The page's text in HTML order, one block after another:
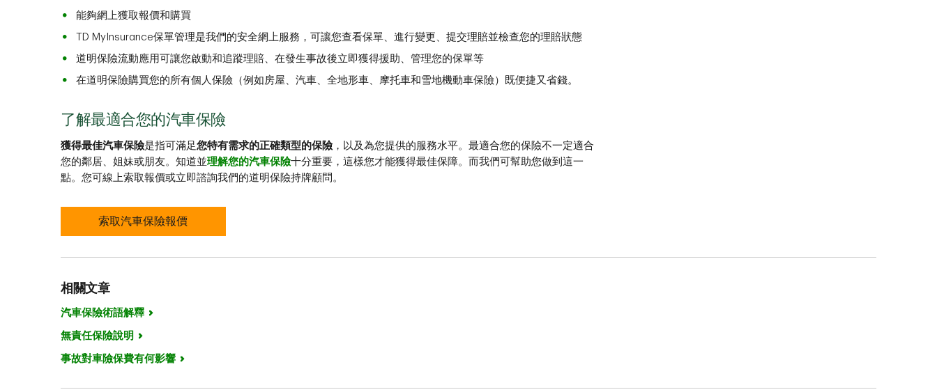
能夠網上獲取報價和購買
TD MyInsurance保單管理是我們的安全網上服務，可讓您查看保單、進行變更、提交理賠並檢查您的理賠狀態
道明保險流動應用可讓您啟動和追蹤理賠、在發生事故後立即獲得援助、管理您的保單等
在道明保險購買您的所有個人保險（例如房屋、汽車、全地形車、摩托車和雪地機動車保險）既便捷又省錢。
了解最適合您的汽車保險
獲得最佳汽車保險是指可滿足您特有需求的正確類型的保險，以及為您提供的服務水平。最適合您的保險不一定適合
您的鄰居、姐妹或朋友。知道並理解您的汽車保險十分重要，這樣您才能獲得最佳保障。而我們可幫助您做到這一
點。您可線上索取報價或立即諮詢我們的道明保險持牌顧問。
索取汽車保險報價
相關文章
汽車保險術語解釋
無責任保險說明
事故對車險保費有何影響